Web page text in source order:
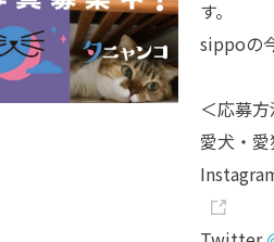
す。
sippoの
＜応募方
愛犬・